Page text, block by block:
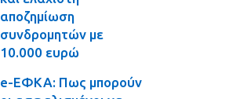
αποζημίωση
συνδρομητών με
10.000 ευρώ
e-ΕΦΚΑ: Πως μπορούν